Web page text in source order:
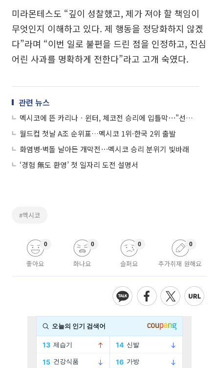
미라몬테스도 “깊이 성찰했고, 제가 져야 할 책임이
무엇인지 이해하고 있다. 제 행동을 정당화하지 않겠
다”라며 “이번 일로 불편을 드린 점을 인정하고, 진심
어린 사과를 명확하게 전한다”라고 고개 숙였다.
관련 뉴스
멕시코에 뜬 카리나ㆍ윈터, 체코전 승리에 입틀막⋯"선수님들 감동"
월드컵 첫날 A조 순위표…멕시코 1위·한국 2위 출발
화염병·벽돌 날아든 개막전⋯멕시코 승리 분위기 빛바래
‘경험 無도 환영’ 첫 일자리 도전 설명서
#멕시코
좋아요
0
화나요
0
슬퍼요
0
추가취재 원해요
0